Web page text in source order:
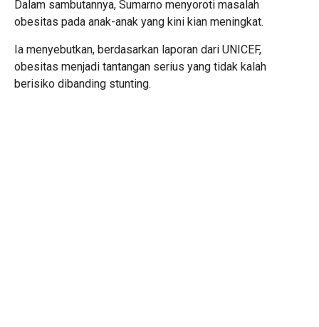
Dalam sambutannya, Sumarno menyoroti masalah
obesitas pada anak-anak yang kini kian meningkat.
Ia menyebutkan, berdasarkan laporan dari UNICEF,
obesitas menjadi tantangan serius yang tidak kalah
berisiko dibanding stunting.